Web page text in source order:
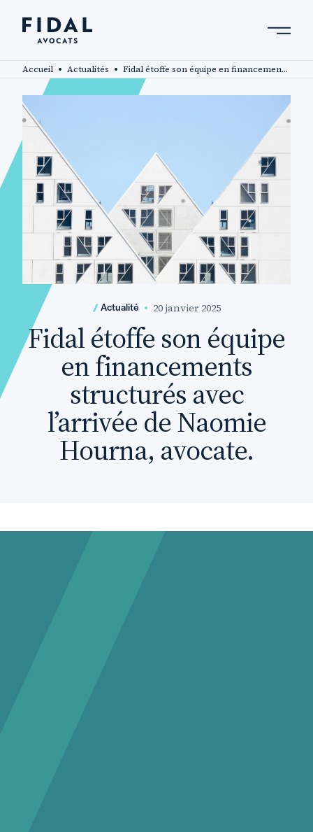
contenu
principal
Accueil Actualités Fidal étoffe son équipe en financements structurés avec l’arrivée de Naomie Hourna, avocate.
Actualité 20 janvier 2025
Fidal étoffe son équipe
en financements
structurés avec
l’arrivée de Naomie
Hourna, avocate.